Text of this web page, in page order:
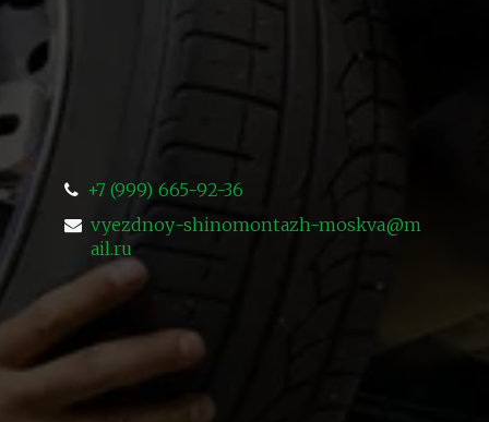
+7 (999) 665-92-36
vyezdnoy-shinomontazh-moskva@m
ail.ru